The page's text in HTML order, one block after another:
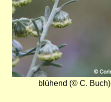
blühend (© C. Buch)